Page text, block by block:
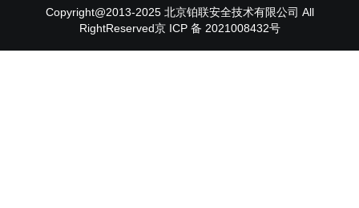
Copyright@2013-2025 北京铂联安全技术有限公司 All
RightReserved京 ICP 备 2021008432号